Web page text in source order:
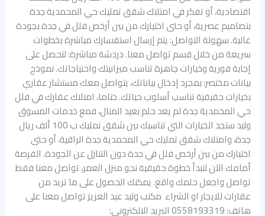
اقتصادية، أو تفكر في امتلاك شقق تمليك حي المحمدية جدة
بتصاميم عصرية، أو حتى اختيارك من بين أرخص فلل في جدة بجودة
عالية. سهولة التواصل: يتم إرسال استفسارك مباشرة بخطوات
سريعة من خلال قسم تواصل معنا. دردشة مباشرة: لتحصل على
إجابة فورية وخيارات جاهزة تناسب ميزانيتك واحتياجاتك. نموذج
بيانات مختصر: بمجرد إدخال بياناتك، يتواصل معك مستشار عقاري
بخيارات حقيقية تناسب أسلوب حياتك. ختاما، امتلاك عقارك في فلل
حي المحمدية جدة لم يعد حلم بعيد المنال، فمع خدمات المسوق
وليد ستجد الخيارات التي تناسبك بين شقق تمليك ب 100 ألف ريال
جدة، وامتلاك شقق تمليك حي المحمدية جدة الراقية، أو حتى
اختيارك من بين أرخص فلل في جدة دون التنازل عن الجودة. الفرصة
أمامك الآن لتبدأ خطوة حقيقية نحو منزل العمر، تواصل معنا فقط
تواصل واجعل حلمك واقع. يمكنك الحصول على ما تريد من
عقارات للايجار او الشراء مكتب وليد عبد العزيز تواصل معنا على
هاتف: 0558193319 البريد الالكتروني: